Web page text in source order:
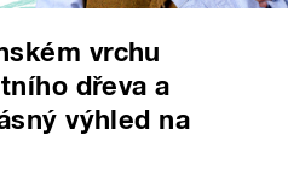
vrchu
dřeva a
výhled na